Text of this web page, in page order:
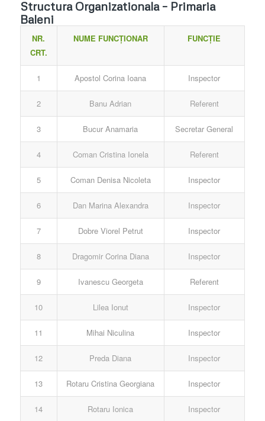
Structura Organizationala – Primaria
Baleni
NR.
CRT.
NUME FUNCȚIONAR FUNCȚIE
1 Apostol Corina Ioana Inspector
2 Banu Adrian Referent
3 Bucur Anamaria Secretar General
4 Coman Cristina Ionela Referent
5 Coman Denisa Nicoleta Inspector
6 Dan Marina Alexandra Inspector
7 Dobre Viorel Petrut Inspector
8 Dragomir Corina Diana Inspector
9 Ivanescu Georgeta Referent
10 Lilea Ionut Inspector
11 Mihai Niculina Inspector
12 Preda Diana Inspector
13 Rotaru Cristina Georgiana Inspector
14 Rotaru Ionica Inspector